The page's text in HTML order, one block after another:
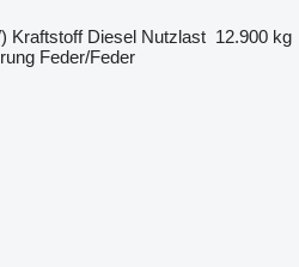
Kraftstoff Diesel Nutzlast 12.900 kg
Feder/Feder